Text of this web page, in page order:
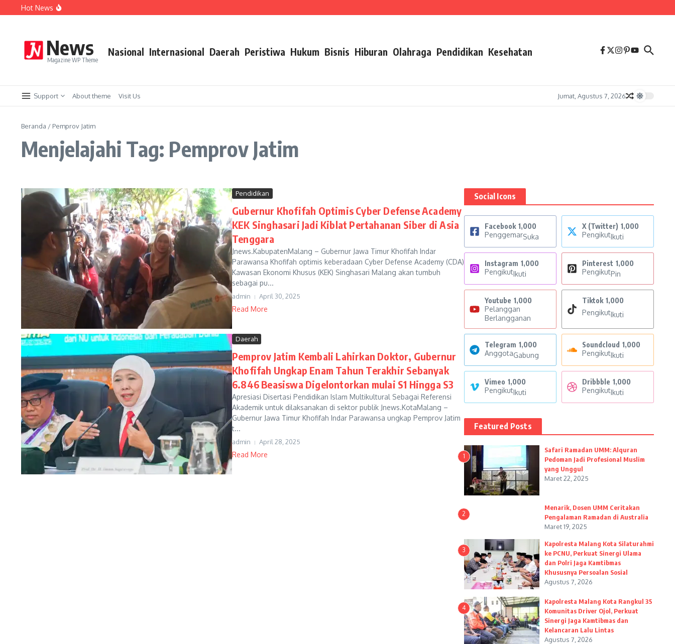
Lewati ke konten
Hot News
Perkuat Sistem Merit, Wali Kota Wahyu Tegaskan Pengembangan Karier ASN Berbasis Manajemen Talenta
News
Magazine WP Theme
Nasional Internasional Daerah Peristiwa Hukum Bisnis Hiburan Olahraga Pendidikan Kesehatan
Support About theme Visit Us Jumat, Agustus 7, 2026
Beranda / Pemprov Jatim
Menjelajahi Tag: Pemprov Jatim
Pendidikan
Gubernur Khofifah Optimis Cyber Defense Academy
KEK Singhasari Jadi Kiblat Pertahanan Siber di Asia
Tenggara
Jnews.KabupatenMalang – Gubernur Jawa Timur Khofifah Indar
Parawansa Khofifah optimis keberadaan Cyber Defense Academy (CDA)
Kawasan Ekonomi Khusus (KEK) Singhasari Malang akan tumbuh
sebagai pu...
admin April 30, 2025
Read More
Daerah
Pemprov Jatim Kembali Lahirkan Doktor, Gubernur
Khofifah Ungkap Enam Tahun Terakhir Sebanyak
6.846 Beasiswa Digelontorkan mulai S1 Hingga S3
Apresiasi Disertasi Pendidikan Islam Multikultural Sebagai Referensi
Akademik untuk dilaksanakan di sektor publik Jnews.KotaMalang –
Gubernur Jawa Timur Khofifah Indar Parawansa ungkap Pemprov Jatim
t...
admin April 28, 2025
Read More
Social Icons
Facebook 1,000
PenggemarSuka
X (Twitter) 1,000
PengikutIkuti
Instagram 1,000
PengikutIkuti
Pinterest 1,000
PengikutPin
Youtube 1,000
Pelanggan
Berlangganan
Tiktok 1,000
PengikutIkuti
Telegram 1,000
AnggotaGabung
Soundcloud 1,000
PengikutIkuti
Vimeo 1,000
PengikutIkuti
Dribbble 1,000
PengikutIkuti
Featured Posts
1
Safari Ramadan UMM: Alquran
Pedoman Jadi Profesional Muslim
yang Unggul
Maret 22, 2025
2
Menarik, Dosen UMM Ceritakan
Pengalaman Ramadan di Australia
Maret 19, 2025
3
Kapolresta Malang Kota Silaturahmi
ke PCNU, Perkuat Sinergi Ulama
dan Polri Jaga Kamtibmas
Khususnya Persoalan Sosial
Agustus 7, 2026
4
Kapolresta Malang Kota Rangkul 35
Komunitas Driver Ojol, Perkuat
Sinergi Jaga Kamtibmas dan
Kelancaran Lalu Lintas
Agustus 7, 2026